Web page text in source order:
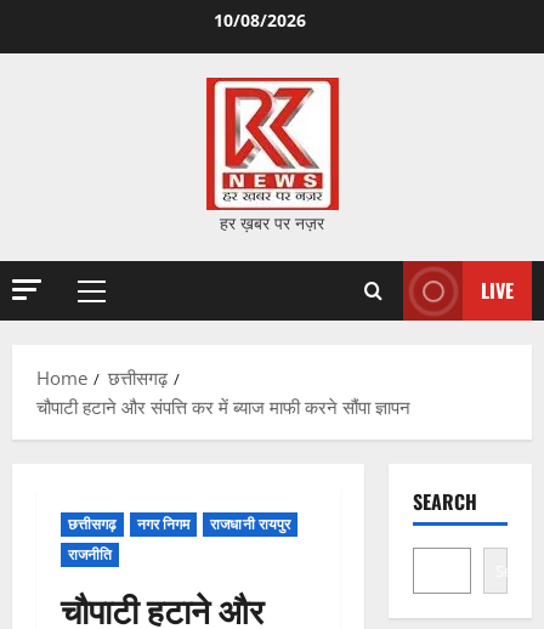
10/08/2026
हर ख़बर पर नज़र
Primary
LIVE
Home
छत्तीसगढ़
चौपाटी हटाने और संपत्ति कर में ब्याज माफी करने सौंपा ज्ञापन
छत्तीसगढ़ नगर निगम
राजधानी रायपुर
राजनीति
चौपाटी हटाने और
SEARCH
Search